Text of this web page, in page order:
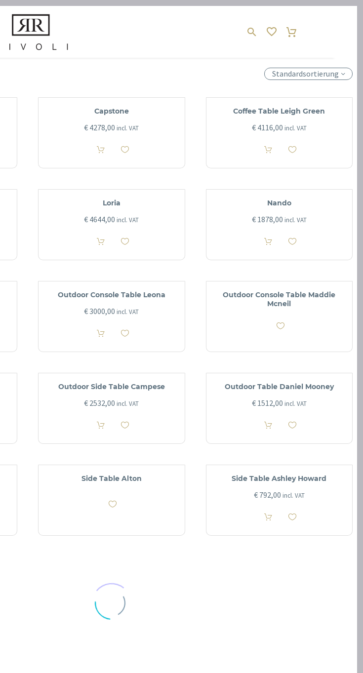
Standardsortierung
Capstone
€ 4278,00 incl. VAT
Coffee Table Leigh Green
€4116,00 incl. VAT
Loria
€ 4644,00 incl. VAT
Nando
€1878,00 incl. VAT
Outdoor Console Table Leona
€3000,00 incl. VAT
Outdoor Console Table Maddie
Mcneil
Outdoor Side Table Campese
€ 2532,00 incl. VAT
Outdoor Table Daniel Mooney
€1512,00 incl. VAT
Side Table Alton Side Table Ashley Howard
€792,00 incl. VAT